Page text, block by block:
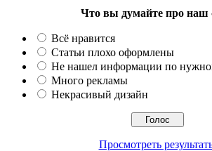
Что вы думайте про наш
Всё нравится
Статьи плохо оформлены
Не нашел информации по
Много рекламы
Некрасивый дизайн
Просмотреть